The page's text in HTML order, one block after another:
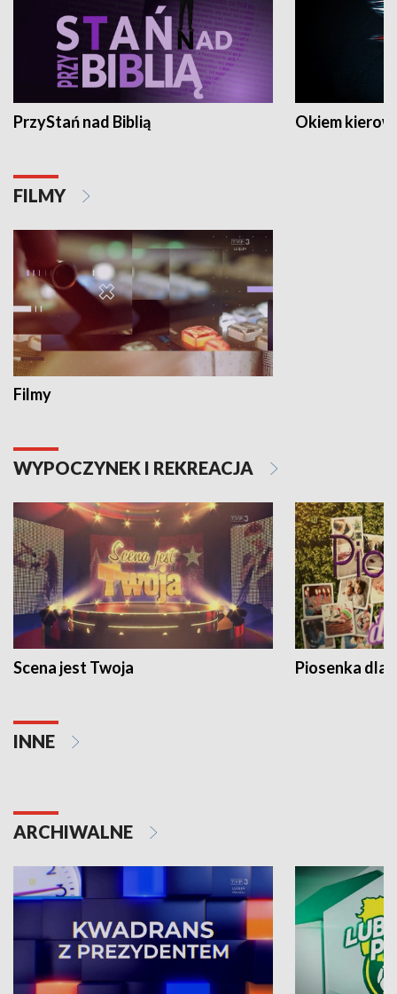
PrzyStań nad Biblią Okiem
FILMY
Filmy
WYPOCZYNEK I REKREACJA
Scena jest Twoja Piosenka dla
INNE
ARCHIWALNE